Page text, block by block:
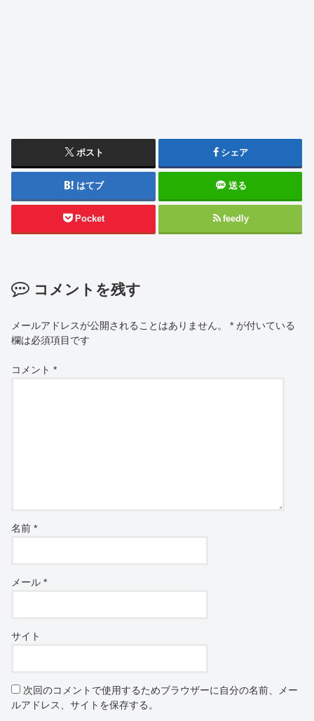
ポスト シェア
はてブ 送る
Pocket feedly
コメントを残す
メールアドレスが公開されることはありません。 * が付いている
欄は必須項目です
コメント*
名前*
メール*
サイト
次回のコメントで使用するためブラウザーに自分の名前、メー
ルアドレス、サイトを保存する。